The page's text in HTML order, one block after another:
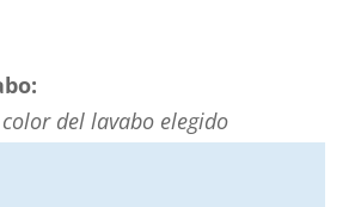
del lavabo elegido